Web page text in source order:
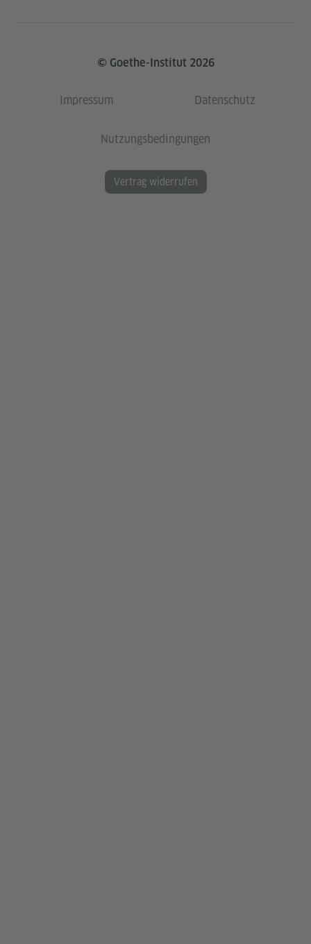
© Goethe-Institut 2026
Impressum Datenschutz
Nutzungsbedingungen
Vertrag widerrufen